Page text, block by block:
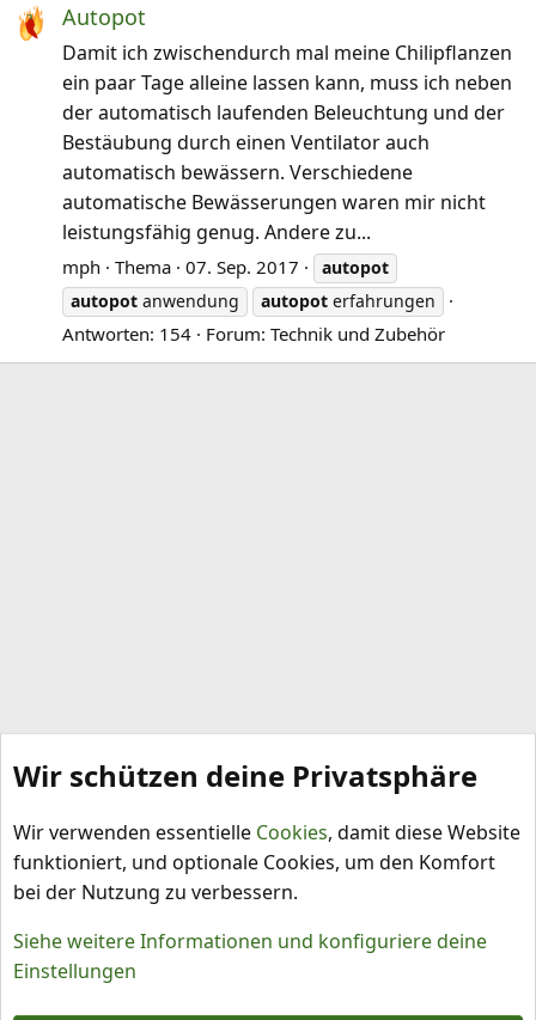
Autopot
Damit ich zwischendurch mal meine Chilipflanzen
ein paar Tage alleine lassen kann, muss ich neben
der automatisch laufenden Beleuchtung und der
Bestäubung durch einen Ventilator auch
automatisch bewässern. Verschiedene
automatische Bewässerungen waren mir nicht
leistungsfähig genug. Andere zu...
mph Thema 07. Sep. 2017
autopot
autopot anwendung autopot erfahrungen
Antworten: 154 Forum: Technik und Zubehör
Schlagworte
Wir schützen deine Privatsphäre
Wir verwenden essentielle Cookies, damit diese Website
funktioniert, und optionale Cookies, um den Komfort
bei der Nutzung zu verbessern.
Siehe weitere Informationen und konfiguriere deine
Einstellungen